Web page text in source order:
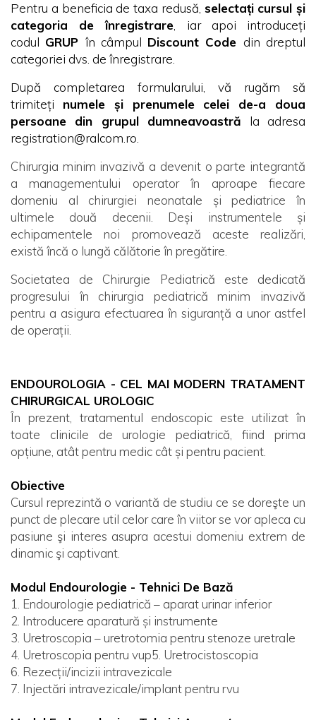
Pentru a beneficia de taxa redusă, selectați cursul și
categoria de înregistrare , iar apoi introduceți
codul GRUP în câmpul Discount Code din dreptul
categoriei dvs. de înregistrare.
După completarea formularului, vă rugăm să
trimiteți numele și prenumele celei de-a doua
persoane din grupul dumneavoastră la adresa
registration@ralcom.ro.
Chirurgia minim invazivă a devenit o parte integrantă
a managementului operator în aproape fiecare
domeniu al chirurgiei neonatale și pediatrice în
ultimele două decenii. Deși instrumentele și
echipamentele noi promovează aceste realizări,
există încă o lungă călătorie în pregătire.
Societatea de Chirurgie Pediatrică este dedicată
progresului în chirurgia pediatrică minim invazivă
pentru a asigura efectuarea în siguranță a unor astfel
de operații.
ENDOUROLOGIA - CEL MAI MODERN TRATAMENT
CHIRURGICAL UROLOGIC
În prezent, tratamentul endoscopic este utilizat în
toate clinicile de urologie pediatrică, fiind prima
opțiune, atât pentru medic cât și pentru pacient.
Obiective
Cursul reprezintă o variantă de studiu ce se doreşte un
punct de plecare util celor care în viitor se vor apleca cu
pasiune şi interes asupra acestui domeniu extrem de
dinamic şi captivant.
Modul Endourologie - Tehnici De Bază
1. Endourologie pediatrică – aparat urinar inferior
2. Introducere aparatură și instrumente
3. Uretroscopia – uretrotomia pentru stenoze uretrale
4. Uretroscopia pentru vup5. Uretrocistoscopia
6. Rezecții/incizii intravezicale
7. Injectări intravezicale/implant pentru rvu